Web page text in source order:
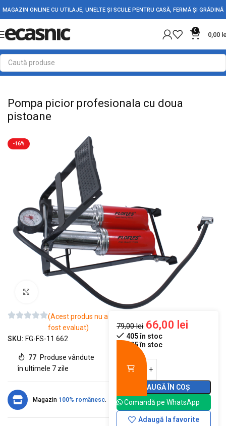
MAGAZIN ONLINE CU UTILAJE, UNELTE ȘI SCULE PENTRU CASĂ, FERMĂ ȘI GRĂDINĂ
0
0,00
Prima pagină Accesorii Auto Diverse Auto
Pompa picior profesionala cu doua
pistoane
-16%
Mărește imaginea
(Acest produs nu a
fost evaluat)
SKU: FG-FS-11 662
77 Produse vândute
în ultimele 7 zile
Magazin 100% românesc.
79,00lei 66,00 lei
405 în stoc
405 în stoc
ADAUGĂ ÎN COȘ
Comandă pe WhatsApp
Adaugă la favorite